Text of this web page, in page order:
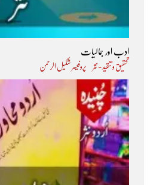
ادب اور جمالیات
تحقیق و تنقید - نثر پروفیسر شکیل الرحمن